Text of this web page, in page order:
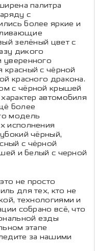
палитра
с
более яркие и
зелёный цвет с
дикого
уверенного
красный с чёрной
красного дракона.
с чёрной крышей
автомобиля
более
модель
исполнения
чёрный,
с чёрной
и белый с черной
не просто
для тех, кто не
технологиями и
собрано всё, что
езды
этапе
за нашими